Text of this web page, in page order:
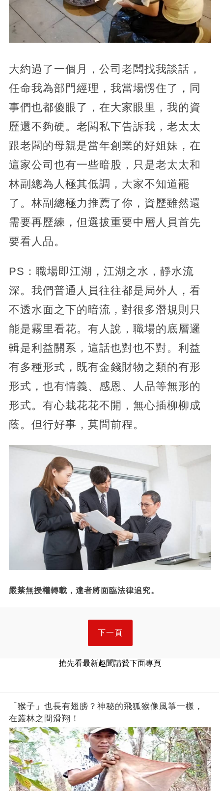
大約過了一個月，公司老闆找我談話，
任命我為部門經理，我當場愣住了，同
事們也都傻眼了，在大家眼里，我的資
歷還不夠硬。老闆私下告訴我，老太太
跟老闆的母親是當年創業的好姐妹，在
這家公司也有一些暗股，只是老太太和
林副總為人極其低調，大家不知道罷
了。林副總極力推薦了你，資歷雖然還
需要再歷練，但選拔重要中層人員首先
要看人品。
PS：職場即江湖，江湖之水，靜水流
深。我們普通人員往往都是局外人，看
不透水面之下的暗流，對很多潛規則只
能是霧里看花。有人說，職場的底層邏
輯是利益關系，這話也對也不對。利益
有多種形式，既有金錢財物之類的有形
形式，也有情義、感恩、人品等無形的
形式。有心栽花花不開，無心插柳柳成
蔭。但行好事，莫問前程。
嚴禁無授權轉載，違者將面臨法律追究。
下一頁
搶先看最新趣聞請贊下面專頁
「猴子」也長有翅膀？神秘的飛狐猴像風箏一樣，
在叢林之間滑翔！